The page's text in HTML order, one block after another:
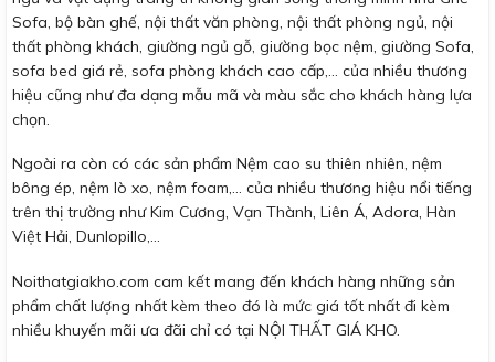
Sofa, bộ bàn ghế, nội thất văn phòng, nội thất phòng ngủ, nội
thất phòng khách, giường ngủ gỗ, giường bọc nệm, giường Sofa,
sofa bed giá rẻ, sofa phòng khách cao cấp,… của nhiều thương
hiệu cũng như đa dạng mẫu mã và màu sắc cho khách hàng lựa
chọn.
Ngoài ra còn có các sản phẩm Nệm cao su thiên nhiên, nệm
bông ép, nệm lò xo, nệm foam,… của nhiều thương hiệu nổi tiếng
trên thị trường như Kim Cương, Vạn Thành, Liên Á, Adora, Hàn
Việt Hải, Dunlopillo,…
Noithatgiakho.com cam kết mang đến khách hàng những sản
phẩm chất lượng nhất kèm theo đó là mức giá tốt nhất đi kèm
nhiều khuyến mãi ưa đãi chỉ có tại NỘI THẤT GIÁ KHO.